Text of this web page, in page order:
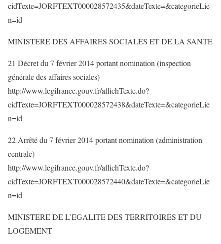
cidTexte=JORFTEXT000028572435&dateTexte=&categorieLie
n=id
MINISTERE DES AFFAIRES SOCIALES ET DE LA SANTE
21 Décret du 7 février 2014 portant nomination (inspection
générale des affaires sociales)
http://www.legifrance.gouv.fr/affichTexte.do?
cidTexte=JORFTEXT000028572438&dateTexte=&categorieLie
n=id
22 Arrêté du 7 février 2014 portant nomination (administration
centrale)
http://www.legifrance.gouv.fr/affichTexte.do?
cidTexte=JORFTEXT000028572440&dateTexte=&categorieLie
n=id
MINISTERE DE L’EGALITE DES TERRITOIRES ET DU
LOGEMENT